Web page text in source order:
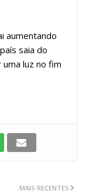
aumentando
saia do
luz no fim
MAIS RECENTES